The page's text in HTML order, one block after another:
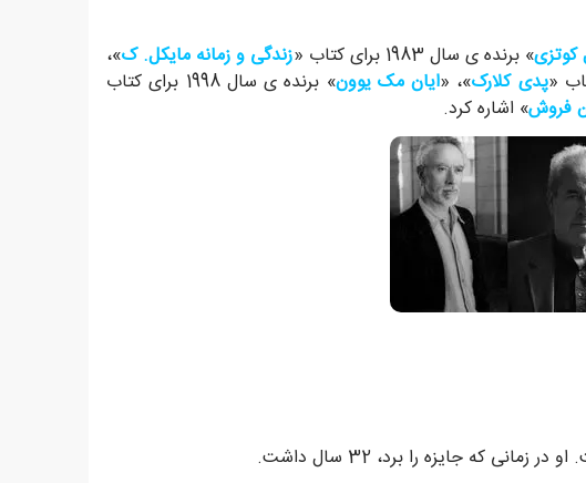
» برنده ی سال 1983 برای کتاب « زندگی و زمانه مایکل. ک»،
پدی کلارک»، «ایان مک یوون
» برنده ی سال 1998 برای کتاب
فروش» اشاره کرد.
که جایزه را برد، 32 سال داشت.